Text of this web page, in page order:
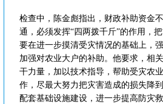
检查中，陈金彪指出，财政补助资金
通，必须发挥“四两拨千斤”的作用，把
要在进一步摸清受灾情况的基础上，
加强对农业大户的补助。他要求，相
干力量，加以技术指导，帮助受灾农
作，尽最大努力把灾害造成的损失降
配套基础设施建设，进一步提高防灾